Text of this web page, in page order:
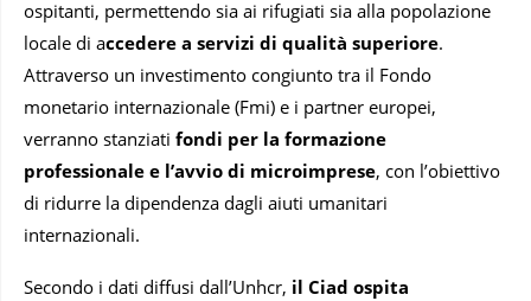
ospitanti, permettendo sia ai rifugiati sia alla popolazione
locale di accedere a servizi di qualità superiore.
Attraverso un investimento congiunto tra il Fondo
monetario internazionale (Fmi) e i partner europei,
verranno stanziati fondi per la formazione
professionale e l’avvio di microimprese, con l’obiettivo
di ridurre la dipendenza dagli aiuti umanitari
internazionali.
Secondo i dati diffusi dall’Unhcr, il Ciad ospita